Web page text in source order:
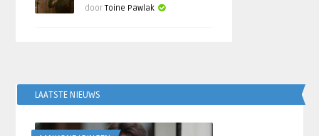
doorToine Pawlak
LAATSTE NIEUWS